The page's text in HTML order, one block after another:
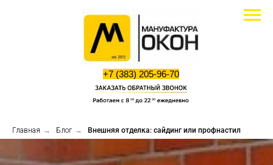
Калькулятор
+7 (383) 205-96-70
Главная → Блог → Внешняя отделка: сайдинг или профнастил